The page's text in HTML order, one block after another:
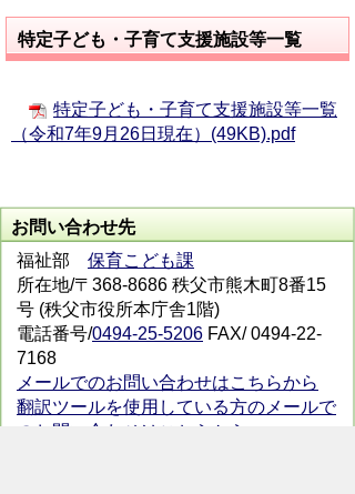
特定子ども・子育て支援施設等一覧
特定子ども・子育て支援施設等一覧
（令和7年9月26日現在）(49KB).pdf
お問い合わせ先
福祉部 保育こども課
所在地/〒368-8686 秩父市熊木町8番15
号 (秩父市役所本庁舎1階)
電話番号/0494-25-5206 FAX/ 0494-22-
7168
メールでのお問い合わせはこちらから
翻訳ツールを使用している方のメールで
のお問い合わせはこちらから